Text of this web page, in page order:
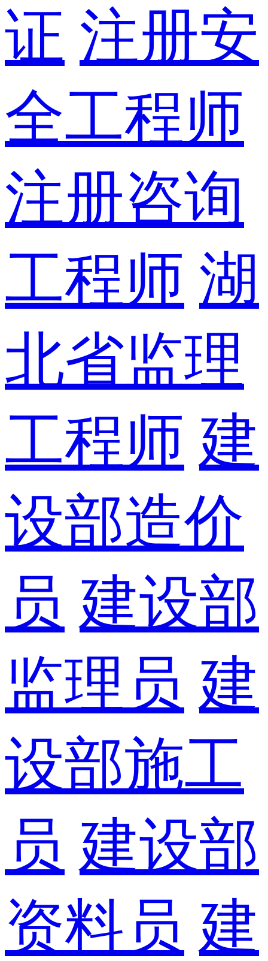
证 注册安
全工程师
注册咨询
工程师 湖
北省监理
工程师 建
设部造价
员 建设部
监理员 建
设部施工
员 建设部
资料员 建